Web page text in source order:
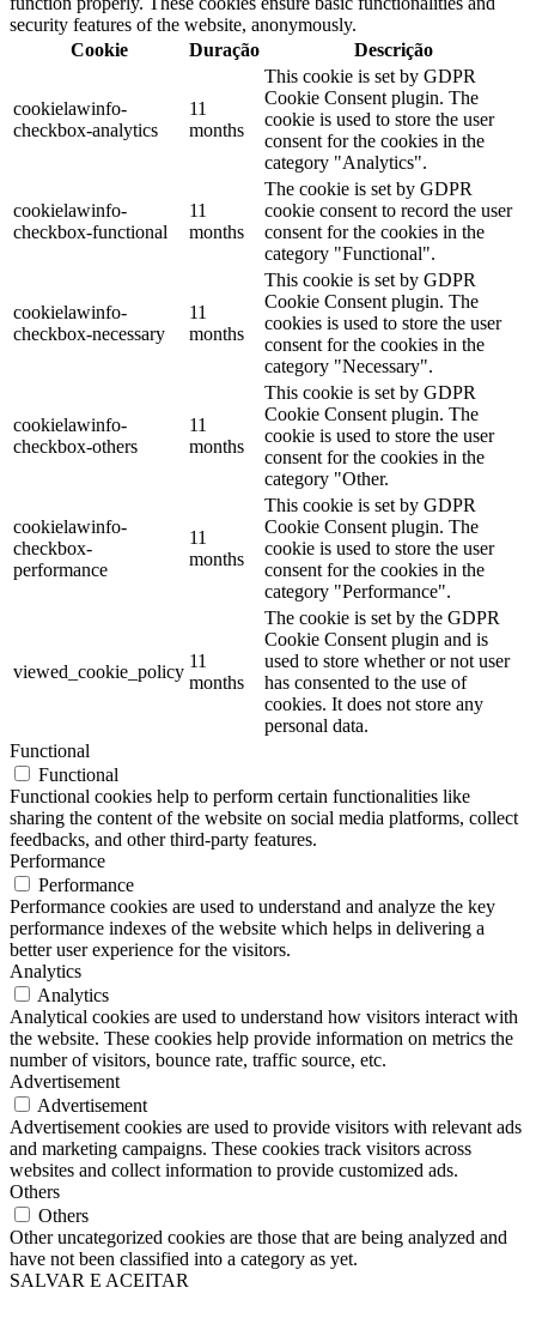
security features of the website, anonymously.
Cookie
Duração Descrição
cookielawinfo-
checkbox-analytics
11
months
This cookie is set by GDPR
Cookie Consent plugin. The
cookie is used to store the user
consent for the cookies in the
category "Analytics".
cookielawinfo-
checkbox-functional
11
months
The cookie is set by GDPR
cookie consent to record the user
consent for the cookies in the
category "Functional".
cookielawinfo-
checkbox-necessary
11
months
This cookie is set by GDPR
Cookie Consent plugin. The
cookies is used to store the user
consent for the cookies in the
category "Necessary".
cookielawinfo-
checkbox-others
11
months
This cookie is set by GDPR
Cookie Consent plugin. The
cookie is used to store the user
consent for the cookies in the
category "Other.
cookielawinfo-
checkbox-
performance
11
months
This cookie is set by GDPR
Cookie Consent plugin. The
cookie is used to store the user
consent for the cookies in the
category "Performance".
viewed_cookie_policy
11
months
The cookie is set by the GDPR
Cookie Consent plugin and is
used to store whether or not user
has consented to the use of
cookies. It does not store any
personal data.
Functional
Functional
Functional cookies help to perform certain functionalities like
sharing the content of the website on social media platforms, collect
feedbacks, and other third-party features.
Performance
Performance
Performance cookies are used to understand and analyze the key
performance indexes of the website which helps in delivering a
better user experience for the visitors.
Analytics
Analytics
Analytical cookies are used to understand how visitors interact with
the website. These cookies help provide information on metrics the
number of visitors, bounce rate, traffic source, etc.
Advertisement
Advertisement
Advertisement cookies are used to provide visitors with relevant ads
and marketing campaigns. These cookies track visitors across
websites and collect information to provide customized ads.
Others
Others
Other uncategorized cookies are those that are being analyzed and
have not been classified into a category as yet.
SALVAR E ACEITAR